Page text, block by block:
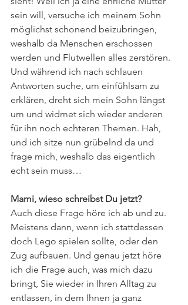
sein will, versuche ich meinem Sohn
möglichst schonend beizubringen,
weshalb da Menschen erschossen
werden und Flutwellen alles zerstören.
Und während ich nach schlauen
Antworten suche, um einfühlsam zu
erklären, dreht sich mein Sohn längst
um und widmet sich wieder anderen
für ihn noch echteren Themen. Hah,
und ich sitze nun grübelnd da und
frage mich, weshalb das eigentlich
echt sein muss…
Mami, wieso schreibst Du jetzt?
Auch diese Frage höre ich ab und zu.
Meistens dann, wenn ich stattdessen
doch Lego spielen sollte, oder den
Zug aufbauen. Und genau jetzt höre
ich die Frage auch, was mich dazu
bringt, Sie wieder in Ihren Alltag zu
entlassen, in dem Ihnen ja ganz